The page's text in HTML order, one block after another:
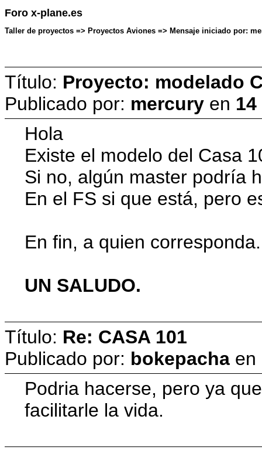
Foro x-plane.es
Taller de proyectos => Proyectos Aviones => Mensaje iniciado por:
Título: Proyecto: modelado
Publicado por: mercury en
Hola
Existe el modelo del Casa
Si no, algún master podría
En el FS si que está, pero
En fin, a quien corresponda.
UN SALUDO.
Título: Re: CASA 101
Publicado por: bokepacha en
Podria hacerse, pero ya
facilitarle la vida.